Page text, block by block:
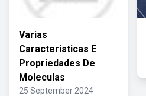
Varias
Caracteristicas E
Propriedades De
Moleculas
25 September 2024